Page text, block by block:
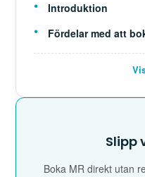
Introduktion
Fördelar med att
Slipp
Boka MR direkt utan